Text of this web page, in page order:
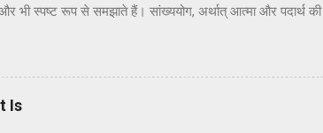
भी स्पष्ट रूप से समझाते हैं। सांख्ययोग, अर्थात् आत्मा और पदार्थ
ने उनतीसवें श्लोक में भी बताया है कि बुद्धियोग या
इस प्रक्रिया में कोई दोष नहीं है। इकसठवें श्लोक में यही
रूप से, कृष्ण पर) ...
Is